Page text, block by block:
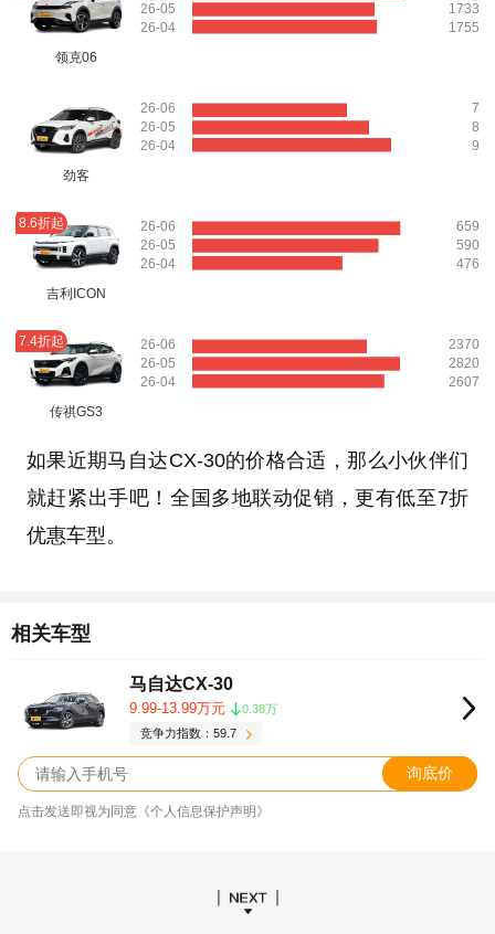
领克06
26-05
26-04
1733
1755
劲客
26-06
26-05
26-04
7
8
9
8.6折起
吉利ICON
26-06
26-05
26-04
659
590
476
7.4折起
传祺GS3
26-06
26-05
26-04
2370
2820
2607
如果近期马自达CX-30的价格合适，那么小伙伴们
就赶紧出手吧！全国多地联动促销，更有低至7折
优惠车型。
相关车型
马自达CX-30
9.99-13.99万元
0.38万
竞争力指数：59.7
询底价
点击发送即视为同意《个人信息保护声明》